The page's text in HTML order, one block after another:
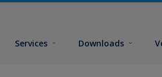
Services Downloads